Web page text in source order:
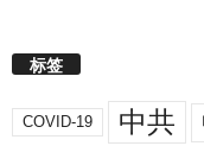
标签
COVID-19 中共